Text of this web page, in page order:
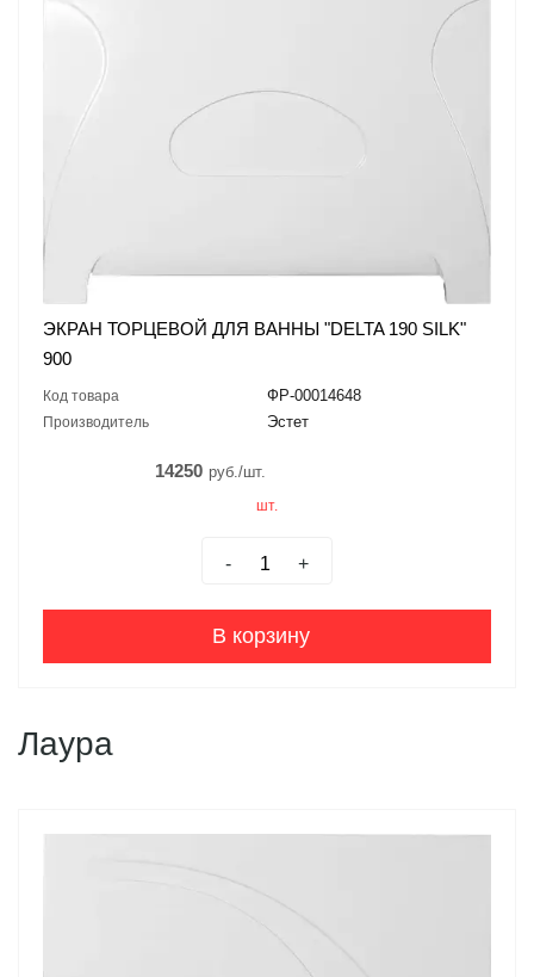
ЭКРАН ТОРЦЕВОЙ ДЛЯ ВАННЫ "DELTA 190 SILK"
900
Код товара ФР-00014648
Производитель Эстет
14250 руб./шт.
шт.
- +
В корзину
Лаура